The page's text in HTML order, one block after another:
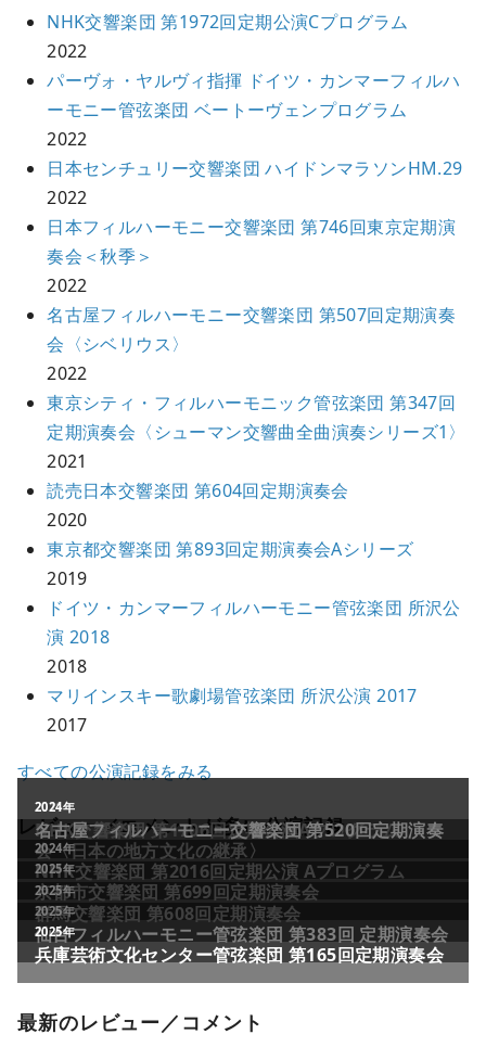
NHK交響楽団 第1972回定期公演Cプログラム
2022
パーヴォ・ヤルヴィ指揮 ドイツ・カンマーフィルハ
ーモニー管弦楽団 ベートーヴェンプログラム
2022
日本センチュリー交響楽団 ハイドンマラソンHM.29
2022
日本フィルハーモニー交響楽団 第746回東京定期演
奏会＜秋季＞
2022
名古屋フィルハーモニー交響楽団 第507回定期演奏
会〈シベリウス〉
2022
東京シティ・フィルハーモニック管弦楽団 第347回
定期演奏会〈シューマン交響曲全曲演奏シリーズ1〉
2021
読売日本交響楽団 第604回定期演奏会
2020
東京都交響楽団 第893回定期演奏会Aシリーズ
2019
ドイツ・カンマーフィルハーモニー管弦楽団 所沢公
演 2018
2018
マリインスキー歌劇場管弦楽団 所沢公演 2017
2017
すべての公演記録をみる
レビュー／コメントが多い公演記録
2011年
NHK交響楽団 第1706回定期公演Aプログラム
2024年
名古屋フィルハーモニー交響楽団 第520回定期演奏
会〈日本の地方文化の継承〉
2024年
NHK交響楽団 第2016回定期公演 Aプログラム
2025年
京都市交響楽団 第699回定期演奏会
2025年
群馬交響楽団 第608回定期演奏会
2025年
仙台フィルハーモニー管弦楽団 第383回 定期演奏会
2025年
兵庫芸術文化センター管弦楽団 第165回定期演奏会
最新のレビュー／コメント